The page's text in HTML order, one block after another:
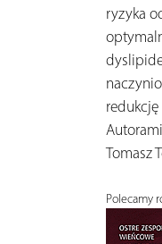
ryzyka
Tomasz
Polecamy